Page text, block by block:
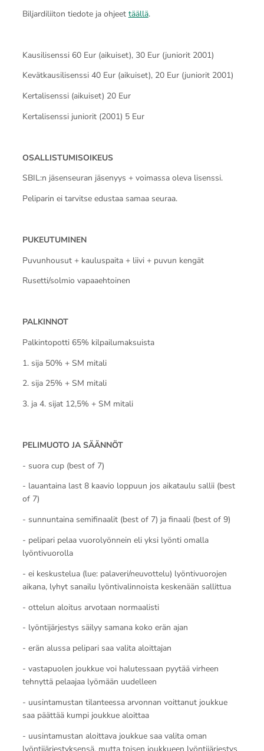
Biljardiliiton tiedote ja ohjeet täällä.
Kausilisenssi 60 Eur (aikuiset), 30 Eur (juniorit 2001)
Kevätkausilisenssi 40 Eur (aikuiset), 20 Eur (juniorit 2001)
Kertalisenssi (aikuiset) 20 Eur
Kertalisenssi juniorit (2001) 5 Eur
OSALLISTUMISOIKEUS
SBIL:n jäsenseuran jäsenyys + voimassa oleva lisenssi.
Peliparin ei tarvitse edustaa samaa seuraa.
PUKEUTUMINEN
Puvunhousut + kauluspaita + liivi + puvun kengät
Rusetti/solmio vapaaehtoinen
PALKINNOT
Palkintopotti 65% kilpailumaksuista
1. sija 50% + SM mitali
2. sija 25% + SM mitali
3. ja 4. sijat 12,5% + SM mitali
PELIMUOTO JA SÄÄNNÖT
- suora cup (best of 7)
- lauantaina last 8 kaavio loppuun jos aikataulu sallii (best
of 7)
- sunnuntaina semifinaalit (best of 7) ja finaali (best of 9)
- pelipari pelaa vuorolyönnein eli yksi lyönti omalla
lyöntivuorolla
- ei keskustelua (lue: palaveri/neuvottelu) lyöntivuorojen
aikana, lyhyt sanailu lyöntivalinnoista keskenään sallittua
- ottelun aloitus arvotaan normaalisti
- lyöntijärjestys säilyy samana koko erän ajan
- erän alussa pelipari saa valita aloittajan
- vastapuolen joukkue voi halutessaan pyytää virheen
tehnyttä pelaajaa lyömään uudelleen
- uusintamustan tilanteessa arvonnan voittanut joukkue
saa päättää kumpi joukkue aloittaa
- uusintamustan aloittava joukkue saa valita oman
lyöntijärjestyksensä, mutta toisen joukkueen lyöntijärjestys